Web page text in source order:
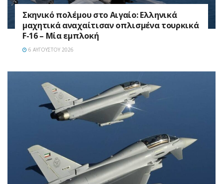
Σκηνικό πολέμου στο Αιγαίο: Ελληνικά
μαχητικά αναχαίτισαν οπλισμένα τουρκικά
F-16 – Μία εμπλοκή
6 ΑΥΓΟΎΣΤΟΥ 2026